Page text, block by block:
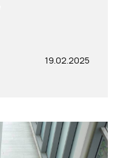
19.02.2025